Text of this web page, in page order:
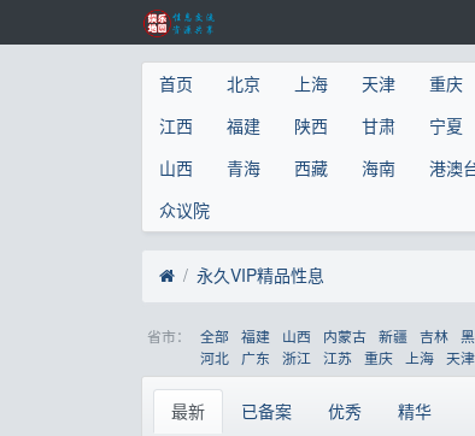
首页 北京 上海 天津 重庆
江西
福建 陕西 甘肃 宁夏
山西
青海 西藏 海南 港澳
众议院
永久VIP精品性息
省市： 全部 福建 山西 内蒙古 新疆 吉林
河北
广东 浙江 江苏 重庆 上海 天津
最新 已备案 优秀 精华